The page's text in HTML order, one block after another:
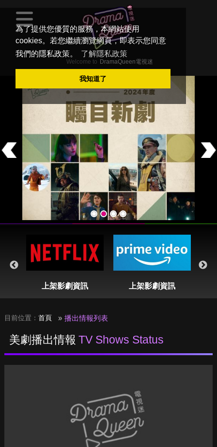
為了提供您優質的服務，本網站使用
cookies。若您繼續瀏覽網頁，即表示您同意
我們的隱私政策。
了解隱私政策
我知道了
Welcome to DramaQueen電視迷
Previous
上架影劇資訊 上架影劇資訊
目前位置： 首頁 播出情報列表
美劇播出情報 TV Shows Status